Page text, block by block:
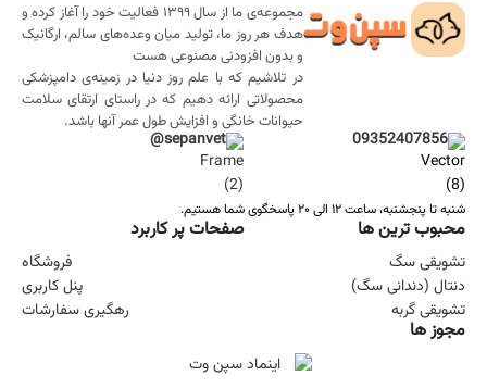
مجموعه‌ی ما از سال ۱۳۹۹ فعالیت خود را آغاز کرده و
هدف هر روز ما، تولید میان وعده‌های سالم، ارگانیک
و بدون افزودنی مصنوعی هست
در تلاشیم که با علم روز دنیا در زمینه‌ی دامپزشکی
محصولاتی ارائه دهیم که در راستای ارتقای سلامت
حیوانات خانگی و افزایش طول عمر آنها باشد.
09352407856
sepanvet@
شنبه تا پنجشنبه، ساعت ۱۲ الی ۲۰ پاسخگوی شما هستیم.
محبوب ترین ها
تشویقی سگ
دنتال (دندانی سگ)
تشویقی گربه
صفحات پر کاربرد
فروشگاه
پنل کاربری
رهگیری سفارشات
مجوز ها